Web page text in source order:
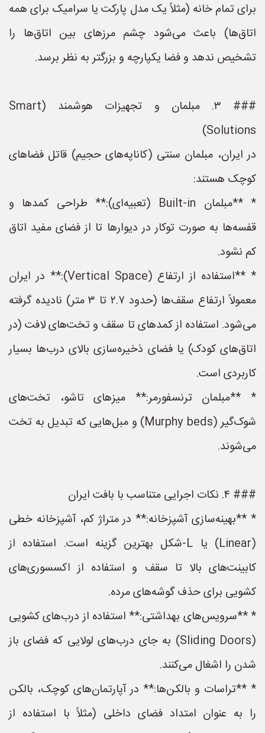
برای تمام خانه (مثلاً یک مدل پارکت یا سرامیک برای همه
اتاق‌ها) باعث می‌شود چشم مرزهای بین اتاق‌ها را
تشخیص ندهد و فضا یکپارچه و بزرگتر به نظر برسد.
### ۳. مبلمان و تجهیزات هوشمند (Smart
Solutions)
در ایران، مبلمان سنتی (کاناپه‌های حجیم) قاتل فضاهای
کوچک هستند:
* **مبلمان Built-in (تعبیه‌ای):** طراحی کمدها و
قفسه‌ها به صورت توکار در دیوارها تا از فضای مفید اتاق
کم نشود.
* **استفاده از ارتفاع (Vertical Space):** در ایران
معمولاً ارتفاع سقف‌ها (حدود ۲.۷ تا ۳ متر) نادیده گرفته
می‌شود. استفاده از کمد‌های تا سقف و تخت‌های لافت (در
اتاق‌های کودک) یا فضای ذخیره‌سازی بالای درب‌ها بسیار
کاربردی است.
* **مبلمان ترنسفورمر:** میزهای تاشو، تخت‌های
شوک‌گیر (Murphy beds) و مبل‌هایی که تبدیل به تخت
می‌شوند.
### ۴. نکات اجرایی متناسب با بافت ایران
* **بهینه‌سازی آشپزخانه:** در متراژ کم، آشپزخانه خطی
(Linear) یا L-شکل بهترین گزینه است. استفاده از
کابینت‌های بالا تا سقف و استفاده از اکسسوری‌های
کشویی برای حذف گوشه‌های مرده.
* **سرویس‌های بهداشتی:** استفاده از درب‌های کشویی
(Sliding Doors) به جای درب‌های لولایی که فضای باز
شدن را اشغال می‌کنند.
* **تراسات و بالکن‌ها:** در آپارتمان‌های کوچک، بالکن
را به عنوان امتداد فضای داخلی (مثلاً با استفاده از